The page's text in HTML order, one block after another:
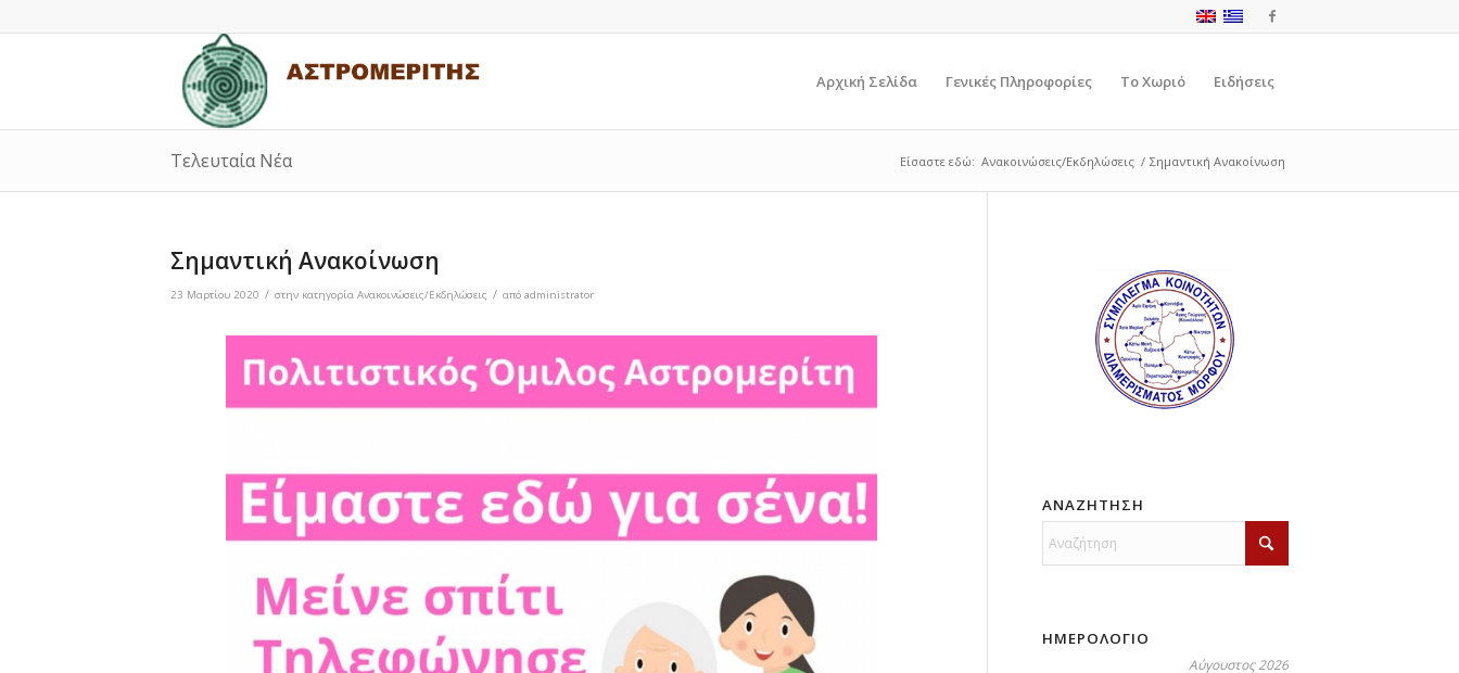
Αρχική Σελίδα Γενικές Πληροφορίες Το Χωριό Ειδήσεις
Τελευταία Νέα Είσαστε εδώ: Ανακοινώσεις/Εκδηλώσεις / Σημαντική Ανακοίνωση
Σημαντική Ανακοίνωση
23 Μαρτίου 2020 / στην κατηγορία Ανακοινώσεις/Εκδηλώσεις / από administrator
ΑΝΑΖΗΤΗΣΗ
ΗΜΕΡΟΛΟΓΙΟ
Αύγουστος 2026